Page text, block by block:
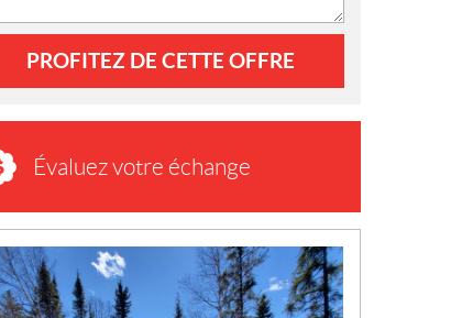
PROFITEZ DE CETTE OFFRE
Évaluez votre échange